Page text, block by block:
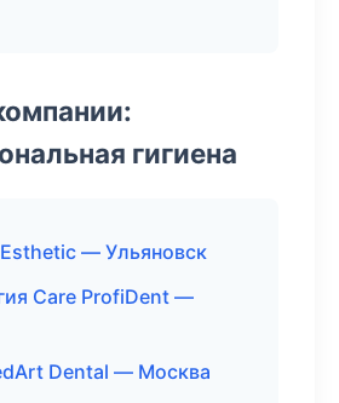
гигиена
— Ульяновск
Care ProfiDent —
Dental — Москва